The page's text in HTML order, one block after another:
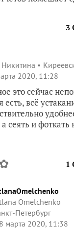
3
2020, 11:28
это сейчас
есть, всё
сеять и фоткать
✿ 1
Omelchenko
Петербург
марта 2020, 11:38